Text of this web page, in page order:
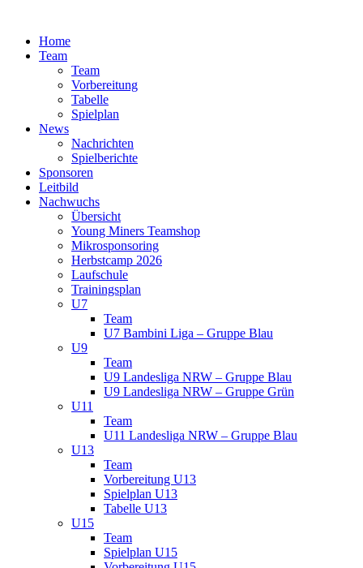
springenHome
Team
Team
Vorbereitung
Tabelle
Spielplan
News
Nachrichten
Spielberichte
Sponsoren
Leitbild
Nachwuchs
Übersicht
Young Miners Teamshop
Mikrosponsoring
Herbstcamp 2026
Laufschule
Trainingsplan
U7
Team
U7 Bambini Liga – Gruppe Blau
U9
Team
U9 Landesliga NRW – Gruppe Blau
U9 Landesliga NRW – Gruppe Grün
U11
Team
U11 Landesliga NRW – Gruppe Blau
U13
Team
Vorbereitung U13
Spielplan U13
Tabelle U13
U15
Team
Spielplan U15